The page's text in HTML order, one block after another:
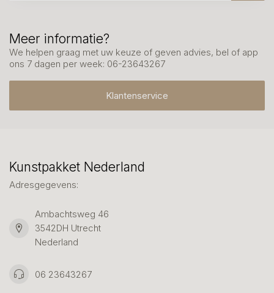
Meer informatie?
We helpen graag met uw keuze of geven advies, bel of app
ons 7 dagen per week: 06-23643267
Klantenservice
Kunstpakket Nederland
Adresgegevens:
Ambachtsweg 46
3542DH Utrecht
Nederland
06 23643267